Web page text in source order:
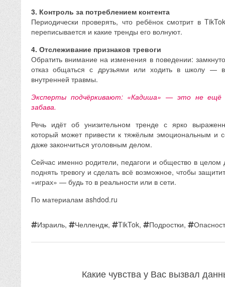
3. Контроль за потреблением контента
Периодически проверять, что ребёнок смотрит в
переписывается и какие тренды его волнуют.
4. Отслеживание признаков тревоги
Обратить внимание на изменения в поведении:
отказ общаться с друзьями или ходить в школу —
внутренней травмы.
Эксперты подчёркивают: «Кадиша» — это не ещё
забава.
Речь идёт об унизительном тренде с ярко
который может привести к тяжёлым эмоциональным и
даже закончиться уголовным делом.
Сейчас именно родители, педагоги и общество в целом
поднять тревогу и сделать всё возможное, чтобы
«играх» — будь то в реальности или в сети.
По материалам ashdod.ru
Израиль, Челлендж, TikTok, Подростки,
Какие чувства у Вас вызвал